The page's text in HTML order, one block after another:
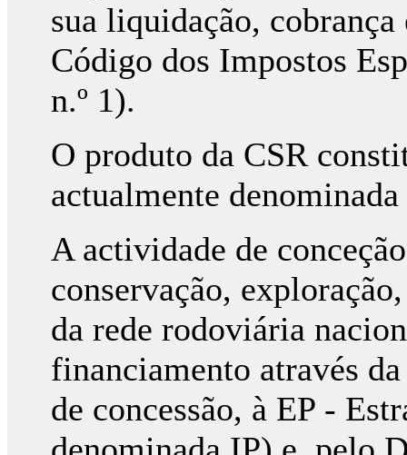
sua liquidação,
Código dos Impostos
n.º 1).
O produto da CSR
actualmente
A actividade de
conservação,
da rede rodoviária
financiamento através
de concessão, à EP -